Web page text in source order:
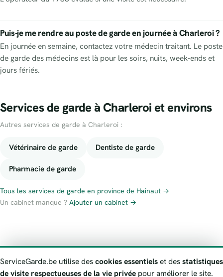
Puis-je me rendre au poste de garde en journée à Charleroi ?
En journée en semaine, contactez votre médecin traitant. Le poste
de garde des médecins est là pour les soirs, nuits, week-ends et
jours fériés.
Services de garde à Charleroi et environs
Autres services de garde à Charleroi :
Vétérinaire de garde Dentiste de garde
Pharmacie de garde
Tous les services de garde en province de Hainaut →
Un cabinet manque ? Ajouter un cabinet →
AvertissementSignaler une information erronée
ServiceGarde.be utilise descookies essentielset desstatistiques
de visite respectueuses de la vie privée pour améliorer le site.